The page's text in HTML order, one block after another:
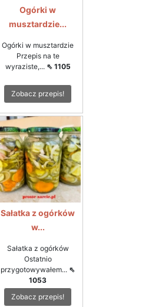
Ogórki w
musztardzie...
Ogórki w musztardzie
Przepis na te
wyraziste,... ⇖ 1105
Zobacz przepis!
Sałatka z ogórków
w...
Sałatka z ogórków
Ostatnio
przygotowywałem... ⇖
1053
Zobacz przepis!